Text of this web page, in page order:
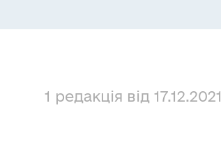
1 редакція від 17.12.2021